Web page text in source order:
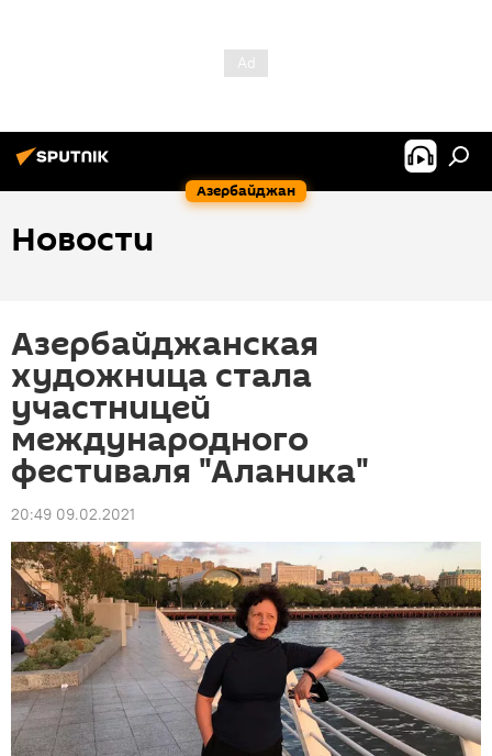
Азербайджан
Новости
Азербайджанская
художница стала
участницей
международного
фестиваля "Аланика"
20:49 09.02.2021